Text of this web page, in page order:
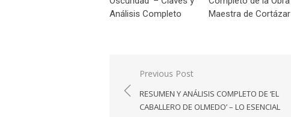
Análisis Completo
Maestra de Cortázar
Navegación
de
entradas
Previous Post
RESUMEN Y ANÁLISIS COMPLETO DE ‘EL
CABALLERO DE OLMEDO’ – LO ESENCIAL